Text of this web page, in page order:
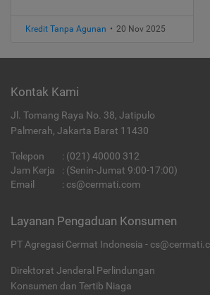
Kredit Tanpa Agunan • 20 Nov 2025
Kontak Kami
Jl. Tomang Raya No. 38, Jatipulo
Palmerah, Jakarta Barat 11430
Telepon : (021) 40000 312
Jam Kerja
: (Senin-Jumat 9:00-17:00)
Email
: cs@cermati.com
Layanan Pengaduan Konsumen
PT Agregasi Cermat Indonesia -
Direktorat Jenderal Perlindungan
Konsumen dan Tertib Niaga